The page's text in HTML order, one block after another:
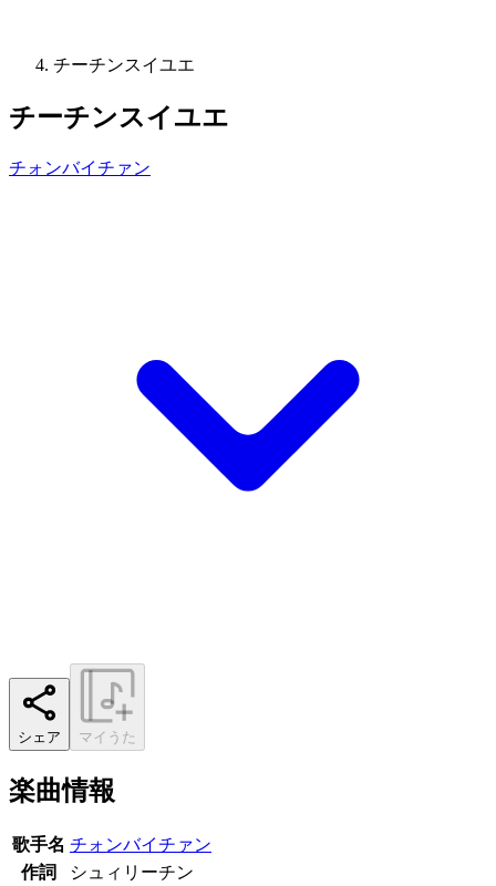
チーチンスイユエ
チーチンスイユエ
チォンバイチァン
シェア マイうた
楽曲情報
歌手名 チォンバイチァン
作詞
シュィリーチン